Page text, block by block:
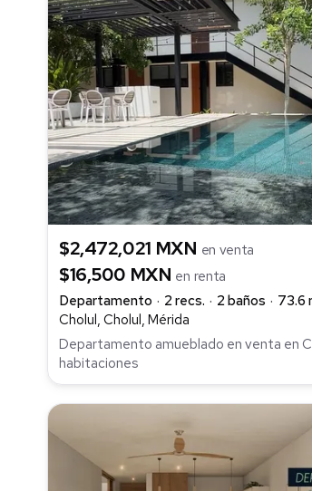
$2,472,021 MXN en venta
$16,500 MXN en renta
Departamento
2 recs. 2 baños
73.6
Cholul, Cholul, Mérida
Departamento amueblado en venta en
habitaciones